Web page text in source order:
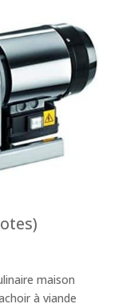
maison
à viande